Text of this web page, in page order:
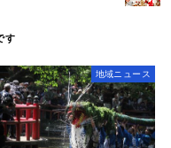
地域ニュース